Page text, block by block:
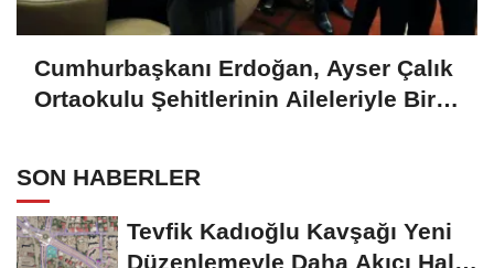
Cumhurbaşkanı Erdoğan, Ayser Çalık
Ortaokulu Şehitlerinin Aileleriyle Bir
SON HABERLER
Tevfik Kadıoğlu Kavşağı Yeni
Düzenlemeyle Daha Akıcı Hale